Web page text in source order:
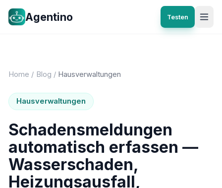
Agentino Testen
Home / Blog / Hausverwaltungen
Hausverwaltungen
Schadensmeldungen
automatisch erfassen —
Wasserschaden,
Heizungsausfall,